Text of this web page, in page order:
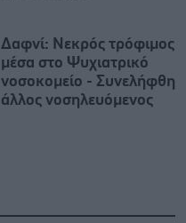
Δαφνί: Νεκρός τρόφιμος
μέσα στο Ψυχιατρικό
νοσοκομείο - Συνελήφθη
άλλος νοσηλευόμενος